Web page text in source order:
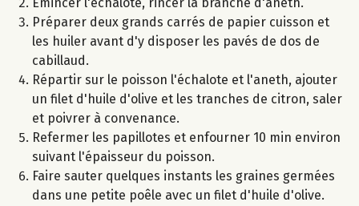
Émincer l'échalote, rincer la branche d'aneth.
Préparer deux grands carrés de papier cuisson et
les huiler avant d'y disposer les pavés de dos de
cabillaud.
Répartir sur le poisson l'échalote et l'aneth, ajouter
un filet d'huile d'olive et les tranches de citron, saler
et poivrer à convenance.
Refermer les papillotes et enfourner 10 min environ
suivant l'épaisseur du poisson.
Faire sauter quelques instants les graines germées
dans une petite poêle avec un filet d'huile d'olive.